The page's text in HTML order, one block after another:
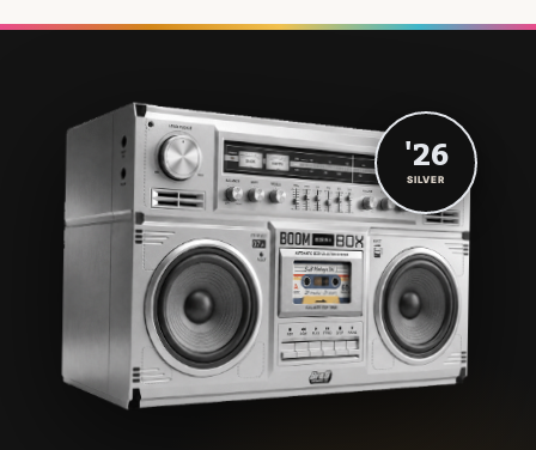
'26
SILVER